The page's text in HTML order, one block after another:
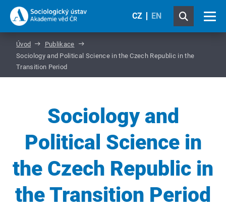
CZ EN
Úvod
Publikace
Sociology and Political Science in the Czech Republic in the
Transition Period
Sociology and
Political Science in
the Czech Republic in
the Transition Period